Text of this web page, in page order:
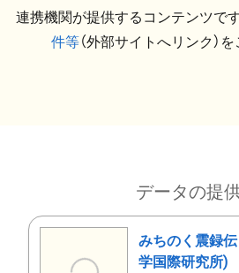
連携機関が提供するコンテンツです
件等（外部サイトへリンク）
データの提
みちのく震録
学国際研究所)